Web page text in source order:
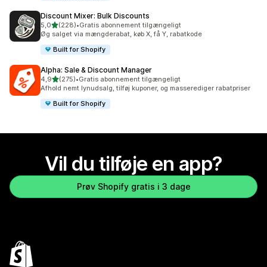
Discount Mixer: Bulk Discounts
5,0ud af 5 stjerner
(228)
228 anmeldelser i alt
•Gratis abonnement tilgængeligt
Øg salget via mængderabat, køb X, få Y, rabatkode
Built for Shopify
Alpha: Sale & Discount Manager
4,9ud af 5 stjerner
(275)
275 anmeldelser i alt
•Gratis abonnement tilgængeligt
Afhold nemt lynudsalg, tilføj kuponer, og masserediger rabatpriser
Built for Shopify
Vil du tilføje en app?
Prøv Shopify gratis i 3 dage